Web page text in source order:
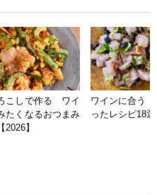
こしで作る ワイ
たくなるおつまみ
2026】
ワインに合う
ったレシピ18